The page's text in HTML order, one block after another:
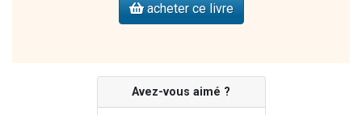
acheter ce livre
Avez-vous aimé ?